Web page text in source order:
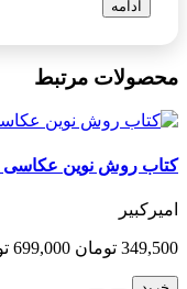
ادامه
محصولات مرتبط
کتاب روش نوین
امیرکبیر
349,500 تومان 699,000 تومان